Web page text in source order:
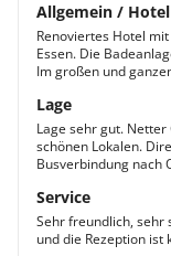
Allgemein / Hotel
Renoviertes Hotel
Essen. Die
Im großen und
Lage
Lage sehr gut.
schönen Lokalen.
Busverbindung nach
Service
Sehr freundlich, sehr
und die Rezeption ist